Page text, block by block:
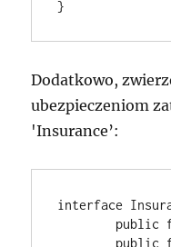
Dodatkowo,
ubezpieczeniom
'Insurance’:
interface